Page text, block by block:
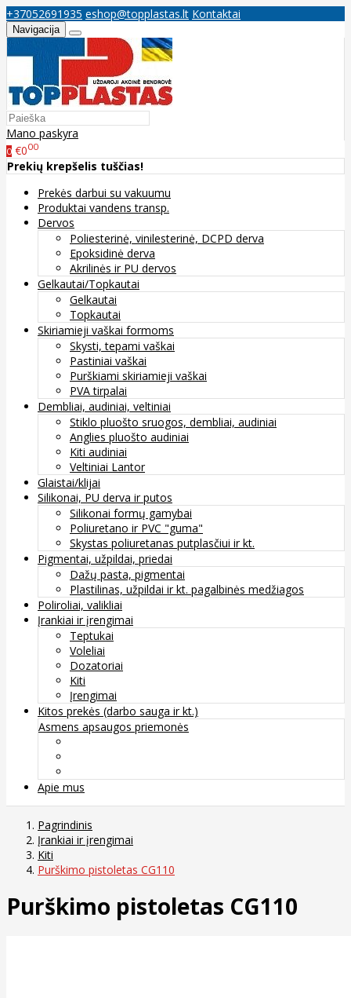
+37052691935 eshop@topplastas.lt Kontaktai
Navigacija
Mano paskyra
0 €000
Prekių krepšelis tuščias!
Prekės darbui su vakuumu
Produktai vandens transp.
Dervos
Poliesterinė, vinilesterinė, DCPD derva
Epoksidinė derva
Akrilinės ir PU dervos
Gelkautai/Topkautai
Gelkautai
Topkautai
Skiriamieji vaškai formoms
Skysti, tepami vaškai
Pastiniai vaškai
Purškiami skiriamieji vaškai
PVA tirpalai
Dembliai, audiniai, veltiniai
Stiklo pluošto sruogos, dembliai, audiniai
Anglies pluošto audiniai
Kiti audiniai
Veltiniai Lantor
Glaistai/klijai
Silikonai, PU derva ir putos
Silikonai formų gamybai
Poliuretano ir PVC "guma"
Skystas poliuretanas putplasčiui ir kt.
Pigmentai, užpildai, priedai
Dažų pasta, pigmentai
Plastilinas, užpildai ir kt. pagalbinės medžiagos
Poliroliai, valikliai
Įrankiai ir įrengimai
Teptukai
Voleliai
Dozatoriai
Kiti
Įrengimai
Kitos prekės (darbo sauga ir kt.)
Asmens apsaugos priemonės
Apie mus
Pagrindinis
Įrankiai ir įrengimai
Kiti
Purškimo pistoletas CG110
Purškimo pistoletas CG110